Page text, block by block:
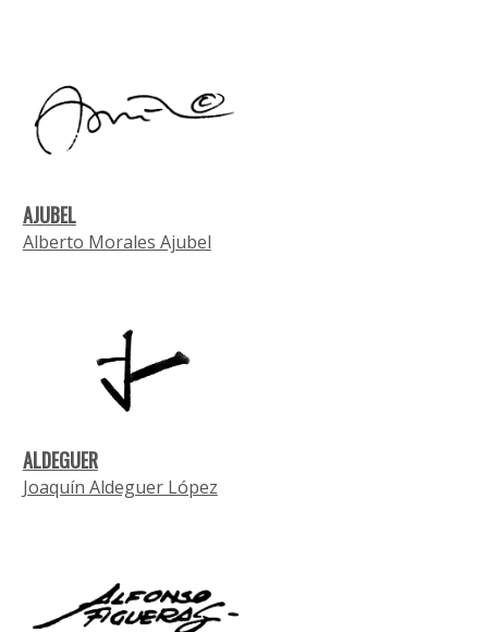
AJUBEL
Alberto Morales Ajubel
ALDEGUER
Joaquín Aldeguer López